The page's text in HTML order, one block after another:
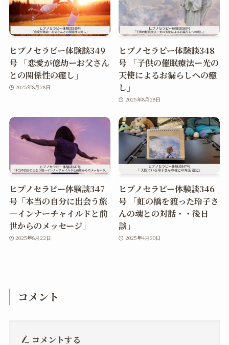
ヒプノセラピー体験談349
号 「恋愛が億劫ーお父さん
との関係性の癒し」
2025年8月28日
ヒプノセラピー体験談348
号 「子供の催眠療法ー光の
天使によるお漏らしへの癒
し」
2025年8月28日
ヒプノセラピー体験談347
号「本当の自分に出会う旅
―インナーチャイルドと前
世からのメッセージ」
2025年8月22日
ヒプノセラピー体験談346
号 「虹の橋を渡った玲子さ
んの魂との対話・・後日
談」
2025年4月30日
コメント
コメントする